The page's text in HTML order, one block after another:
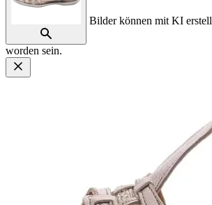
Bilder können mit KI
worden sein.